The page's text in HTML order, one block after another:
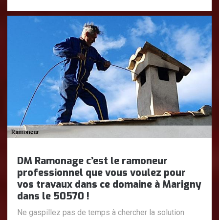
DM Ramonage c’est le ramoneur
professionnel que vous voulez pour
vos travaux dans ce domaine à Marigny
dans le 50570 !
Ne gaspillez pas de temps à chercher la solution